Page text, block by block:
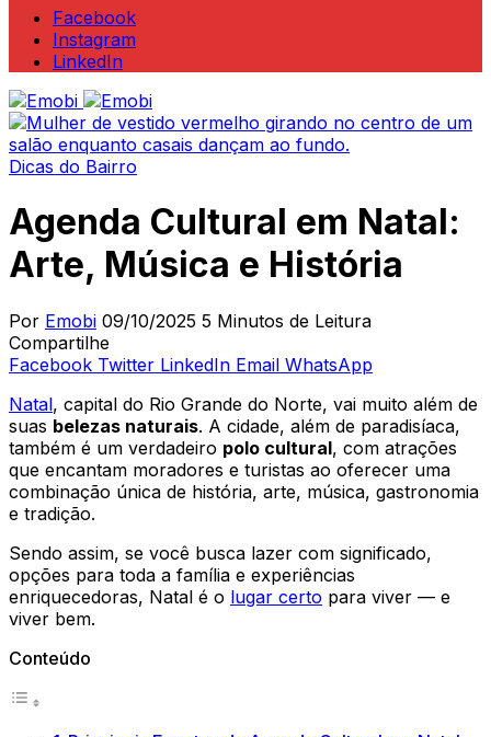
Facebook
Instagram
LinkedIn
Dicas do Bairro
Agenda Cultural em Natal:
Arte, Música e História
Por Emobi 09/10/2025 5 Minutos de Leitura
Compartilhe
Facebook Twitter LinkedIn Email WhatsApp
Natal, capital do Rio Grande do Norte, vai muito além de
suas belezas naturais. A cidade, além de paradisíaca,
também é um verdadeiro polo cultural, com atrações
que encantam moradores e turistas ao oferecer uma
combinação única de história, arte, música, gastronomia
e tradição.
Sendo assim, se você busca lazer com significado,
opções para toda a família e experiências
enriquecedoras, Natal é o lugar certo para viver — e
viver bem.
Conteúdo